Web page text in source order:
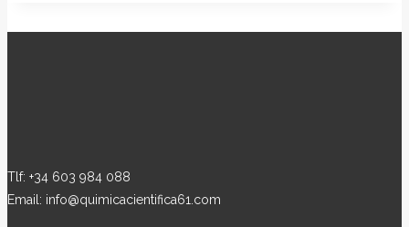
Tlf: +34 603 984 088
Email: info@quimicacientifica61.com